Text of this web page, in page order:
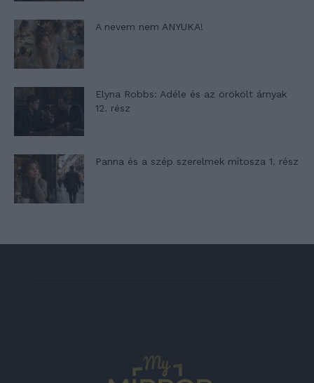
A nevem nem ANYUKA!
Elyna Robbs: Adéle és az örökölt árnyak
12. rész
Panna és a szép szerelmek mítosza 1. rész